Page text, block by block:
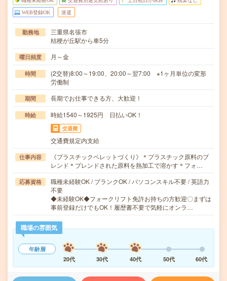
WEB登録OK 派遣
勤務地
三重県名張市
桔梗が丘駅から車5分
曜日頻度 月～金
時間
(2交替)8:00～19:00、20:00～翌7:00 ※1ヶ月単位の変形
労働制
期間 長期でお仕事できる方、大歓迎！
時給 時給1540～1925円 日払いOK！
交通費
交通費規定内支給
仕事内容
《プラスチックペレットづくり》＊プラスチック原料のブ
レンド＊ブレンドされた原料を熱加工で溶かす＊フォ…
応募資格
職種未経験OK / ブランクOK / パソコンスキル不要 / 英語力
不要
◆未経験OK◆フォークリフト免許お持ちの方歓迎〇まずは
事前登録だけでもOK！履歴書不要で気軽にオンラ…
職場の雰囲気
年齢層
20代
30代 40代 50代 60代